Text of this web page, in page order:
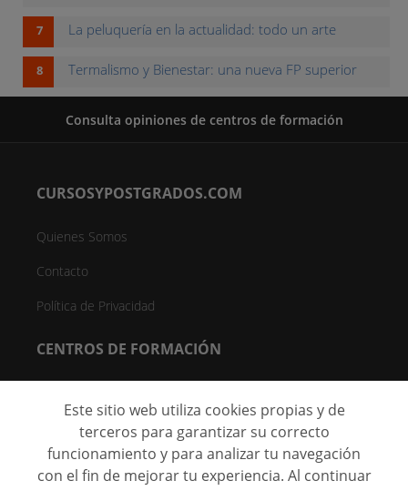
La peluquería en la actualidad: todo un arte
Termalismo y Bienestar: una nueva FP superior
Consulta opiniones de centros de formación
CURSOSYPOSTGRADOS.COM
Quienes Somos
Contacto
Política de Privacidad
CENTROS DE FORMACIÓN
Registrar Centro (FREE)
C/ Faraday, 7 - Oficina 004D Parque Científico de Madrid - 28049
Este sitio web utiliza cookies propias y de
terceros para garantizar su correcto
funcionamiento y para analizar tu navegación
con el fin de mejorar tu experiencia. Al continuar